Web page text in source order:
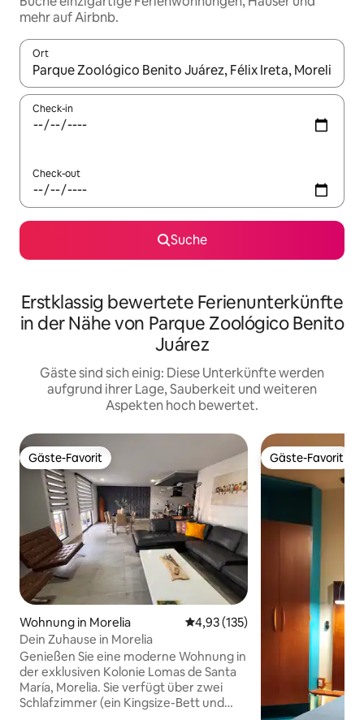
mehr auf Airbnb.
Ort
Wenn Ergebnisse verfügbar sind, navigiere mit den
Check-in
Check-out
Suche
Erstklassig bewertete Ferienunterkünfte
in der Nähe von Parque Zoológico Benito
Juárez
Gäste sind sich einig: Diese Unterkünfte werden
aufgrund ihrer Lage, Sauberkeit und weiteren
Aspekten hoch bewertet.
Gäste-Favorit
Gäste-Favorit
Wohnung in Morelia Durchschnittliche Bewertung:
4,93 (135)
Dein Zuhause in Morelia
Genießen Sie eine moderne Wohnung in
der exklusiven Kolonie Lomas de Santa
María, Morelia. Sie verfügt über zwei
Schlafzimmer (ein Kingsize-Bett und
Gäste-Favorit
Gäste-Favorit